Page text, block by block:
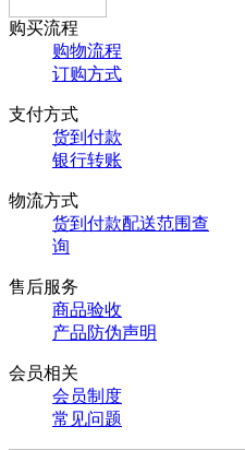
购买流程
购物流程
订购方式
支付方式
货到付款
银行转账
物流方式
货到付款配送范围查
询
售后服务
商品验收
产品防伪声明
会员相关
会员制度
常见问题